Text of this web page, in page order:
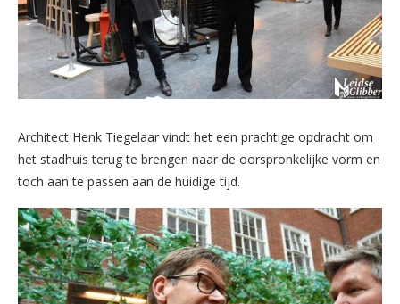
Architect Henk Tiegelaar vindt het een prachtige opdracht om
het stadhuis terug te brengen naar de oorspronkelijke vorm en
toch aan te passen aan de huidige tijd.